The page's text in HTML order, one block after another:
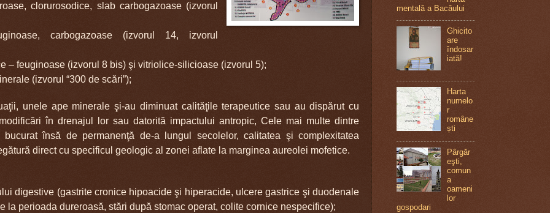
clorurosodice, slab carbogazoase (izvorul
carbogazoase (izvorul 14, izvorul
– feuginoase (izvorul 8 bis) şi vitriolice-silicioase (izvorul 5);
(izvorul “300 de scări”);
unele ape minerale şi-au diminuat calităţile terapeutice sau au dispărut cu
în drenajul lor sau datorită impactului antropic, Cele mai multe dintre
însă de permanenţă de-a lungul secolelor, calitatea şi complexitatea
direct cu specificul geologic al zonei aflate la marginea aureolei mofetice.
digestive (gastrite cronice hipoacide şi hiperacide, ulcere gastrice şi duodenale
la perioada dureroasă, stări după stomac operat, colite cornice nespecifice);
mentală a Bacăului
Ghicito
are
îndosar
iată!
Harta
numelo
r
române
ști
Pârgăr
eşti,
comun
a
oameni
lor
gospodari